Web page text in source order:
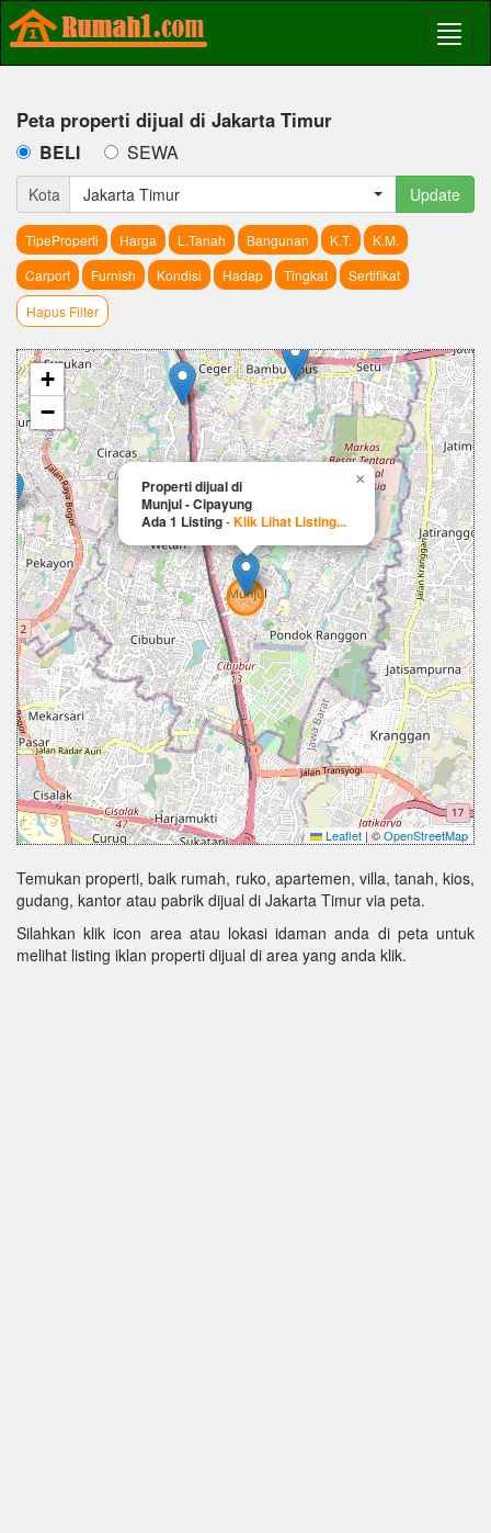
Peta properti dijual di Jakarta Timur
BELI SEWA
Kota Jakarta Timur Update
TipeProperti Harga L.Tanah Bangunan K.T.
K.M.
Carport
Furnish Kondisi Hadap Tingkat
Sertifikat
Hapus Filter
Properti dijual di
Munjul - Cipayung
Ada 1 Listing-Klik Lihat Listing...
×
+
−
Leaflet |©OpenStreetMap
Temukan properti, baik rumah, ruko, apartemen, villa, tanah, kios,
gudang, kantor atau pabrik dijual di Jakarta Timur via peta.
Silahkan klik icon area atau lokasi idaman anda di peta untuk
melihat listing iklan properti dijual di area yang anda klik.